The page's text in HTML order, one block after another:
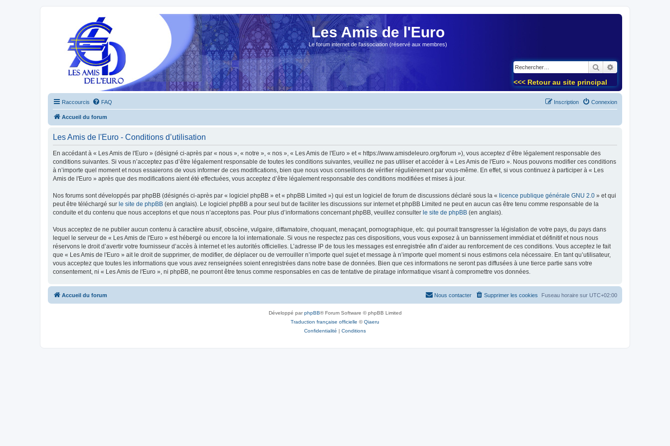
Les Amis de l'Euro
Le forum internet de l'association (réservé aux membres)
Rechercher
<<< Retour au site principal
Raccourcis FAQ Connexion
Inscription
Accueil du forum
Les Amis de l'Euro - Conditions d’utilisation
En accédant à « Les Amis de l'Euro » (désigné ci-après par « nous », « notre », « nos », « Les Amis de l'Euro » et « https://www.amisdeleuro.org/forum »), vous acceptez d’être légalement responsable des
conditions suivantes. Si vous n’acceptez pas d’être légalement responsable de toutes les conditions suivantes, veuillez ne pas utiliser et accéder à « Les Amis de l'Euro ». Nous pouvons modifier ces conditions
à n’importe quel moment et nous essaierons de vous informer de ces modifications, bien que nous vous conseillons de vérifier régulièrement par vous-même. En effet, si vous continuez à participer à « Les
Amis de l'Euro » après que des modifications aient été effectuées, vous acceptez d’être légalement responsable des conditions modifiées et mises à jour.
Nos forums sont développés par phpBB (désignés ci-après par « logiciel phpBB » et « phpBB Limited ») qui est un logiciel de forum de discussions déclaré sous la « licence publique générale GNU 2.0 » et qui
peut être téléchargé sur le site de phpBB (en anglais). Le logiciel phpBB a pour seul but de faciliter les discussions sur internet et phpBB Limited ne peut en aucun cas être tenu comme responsable de la
conduite et du contenu que nous acceptons et que nous n’acceptons pas. Pour plus d’informations concernant phpBB, veuillez consulter le site de phpBB (en anglais).
Vous acceptez de ne publier aucun contenu à caractère abusif, obscène, vulgaire, diffamatoire, choquant, menaçant, pornographique, etc. qui pourrait transgresser la législation de votre pays, du pays dans
lequel le serveur de « Les Amis de l'Euro » est hébergé ou encore la loi internationale. Si vous ne respectez pas ces dispositions, vous vous exposez à un bannissement immédiat et définitif et nous nous
réservons le droit d’avertir votre fournisseur d’accès à internet et les autorités officielles. L’adresse IP de tous les messages est enregistrée afin d’aider au renforcement de ces conditions. Vous acceptez le fait
que « Les Amis de l'Euro » ait le droit de supprimer, de modifier, de déplacer ou de verrouiller n’importe quel sujet et message à n’importe quel moment si nous estimons cela nécessaire. En tant qu’utilisateur,
vous acceptez que toutes les informations que vous avez renseignées soient enregistrées dans notre base de données. Bien que ces informations ne seront pas diffusées à une tierce partie sans votre
consentement, ni « Les Amis de l'Euro », ni phpBB, ne pourront être tenus comme responsables en cas de tentative de piratage informatique visant à compromettre vos données.
Accueil du forum Fuseau horaire sur UTC+02:00
Supprimer les cookies
Nous contacter
Développé parphpBB® Forum Software © phpBB Limited
Traduction française officielle ©Qiaeru
Confidentialité | Conditions